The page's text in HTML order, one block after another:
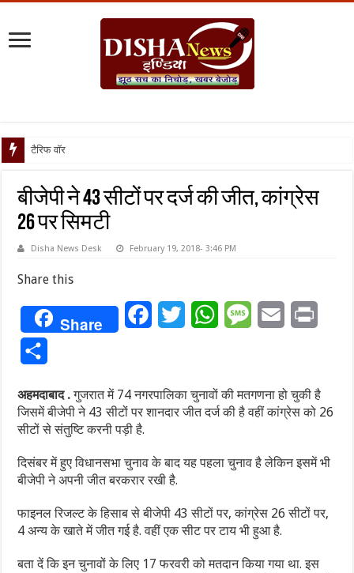
टैरिफ वॉर पर पिघली बर्फ,
बीजेपी ने 43 सीटों पर दर्ज की जीत, कांग्रेस
26 पर सिमटी
Disha News Desk February 19, 2018- 3:46 PM
Share this
Share FacebookTwitterWhatsAppMessageEmail
अहमदाबाद .गुजरात में 74 नगरपालिका चुनावों की मतगणना हो चुकी है
जिसमें बीजेपी ने 43 सीटों पर शानदार जीत दर्ज की है वहीं कांग्रेस को 26
सीटों से संतुष्टि करनी पड़ी है.
दिसंबर में हुए विधानसभा चुनाव के बाद यह पहला चुनाव है लेकिन इसमें भी
बीजेपी ने अपनी जीत बरकरार रखी है.
फाइनल रिजल्ट के हिसाब से बीजेपी 43 सीटों पर, कांग्रेस 26 सीटों पर,
4 अन्य के खाते में जीत गई है. वहीं एक सीट पर टाय भी हुआ है.
बता दें कि इन चुनावों के लिए 17 फरवरी को मतदान किया गया था. इस